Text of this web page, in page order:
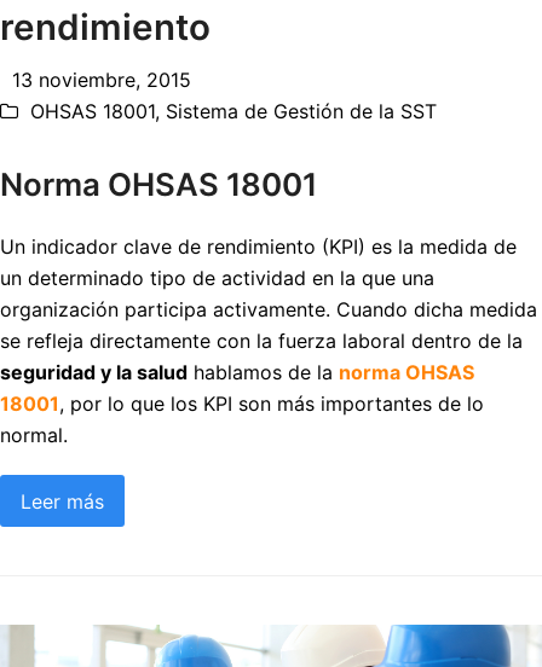
rendimiento
13 noviembre, 2015
OHSAS 18001, Sistema de Gestión de la SST
Norma OHSAS 18001
Un indicador clave de rendimiento (KPI) es la medida de
un determinado tipo de actividad en la que una
organización participa activamente. Cuando dicha medida
se refleja directamente con la fuerza laboral dentro de la
seguridad y la salud hablamos de la norma OHSAS
18001, por lo que los KPI son más importantes de lo
normal.
Leer más